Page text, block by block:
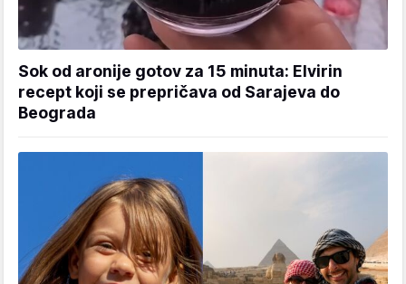
Sok od aronije gotov za 15 minuta: Elvirin
recept koji se prepričava od Sarajeva do
Beograda